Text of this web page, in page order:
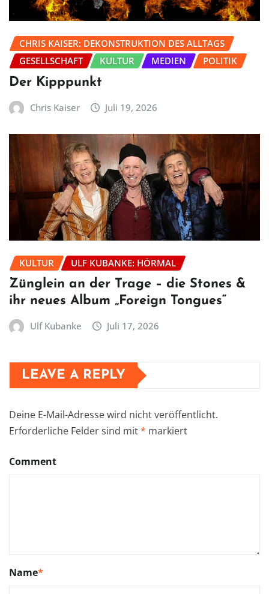
CHRIS KAISER: DEKONSTRUKTION DES ALLTAGS
GESELLSCHAFT
KULTUR MEDIEN POLITIK
Der Kipppunkt
Chris Kaiser Juli 19, 2026
KULTUR ULF KUBANKE: HÖRMAL
Zünglein an der Trage – die Stones &
ihr neues Album „Foreign Tongues“
Ulf Kubanke Juli 17, 2026
LEAVE A REPLY
Deine E-Mail-Adresse wird nicht veröffentlicht.
Erforderliche Felder sind mit* markiert
Comment
Name*